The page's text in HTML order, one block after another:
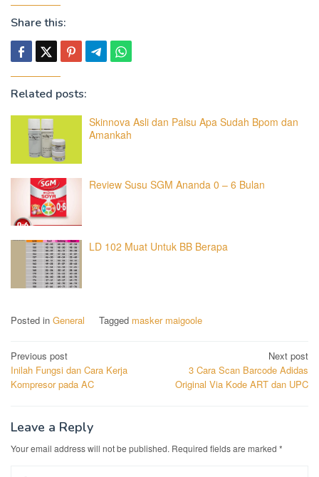
Share this:
Related posts:
Skinnova Asli dan Palsu Apa Sudah Bpom dan
Amankah
Review Susu SGM Ananda 0 – 6 Bulan
LD 102 Muat Untuk BB Berapa
Posted in General Tagged masker maigoole
Post
navigation
Previous post
Inilah Fungsi dan Cara Kerja
Kompresor pada AC
Next post
3 Cara Scan Barcode Adidas
Original Via Kode ART dan UPC
Leave a Reply
Your email address will not be published. Required fields are marked *